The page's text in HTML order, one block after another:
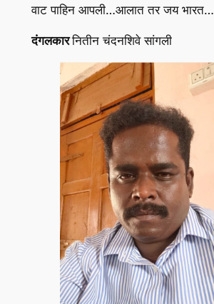
वाट पाहिन आपली…आलात तर जय भारत…
दंगलकारनितीन चंदनशिवे सांगली